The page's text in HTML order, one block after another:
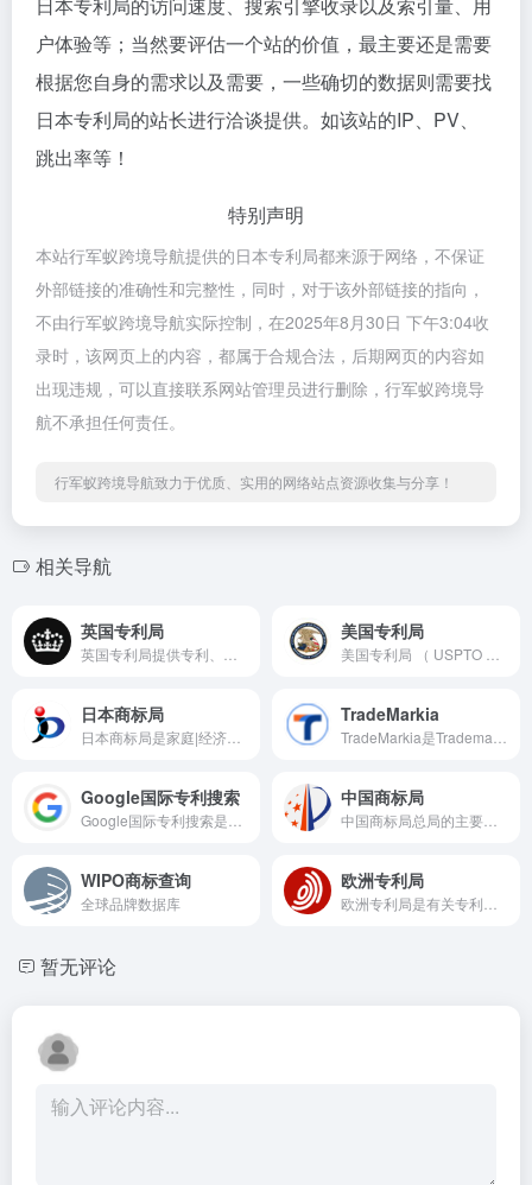
日本专利局的访问速度、搜索引擎收录以及索引量、用
户体验等；当然要评估一个站的价值，最主要还是需要
根据您自身的需求以及需要，一些确切的数据则需要找
日本专利局的站长进行洽谈提供。如该站的IP、PV、
跳出率等！
特别声明
本站行军蚁跨境导航提供的日本专利局都来源于网络，不保证
外部链接的准确性和完整性，同时，对于该外部链接的指向，
不由行军蚁跨境导航实际控制，在2025年8月30日 下午3:04收
录时，该网页上的内容，都属于合规合法，后期网页的内容如
出现违规，可以直接联系网站管理员进行删除，行军蚁跨境导
航不承担任何责任。
行军蚁跨境导航致力于优质、实用的网络站点资源收集与分享！
相关导航
英国专利局 美国专利局
日本商标局 TradeMarkia
Google国际专利搜索 中国商标局
WIPO商标查询
全球品牌数据库
欧洲专利局
暂无评论